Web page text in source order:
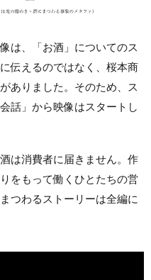
は、「お酒」についてのス
伝えるのではなく、桜本商
ありました。そのため、ス
話」から映像はスタートし
は消費者に届きません。作
をもって働くひとたちの営
つわるストーリーは全編に